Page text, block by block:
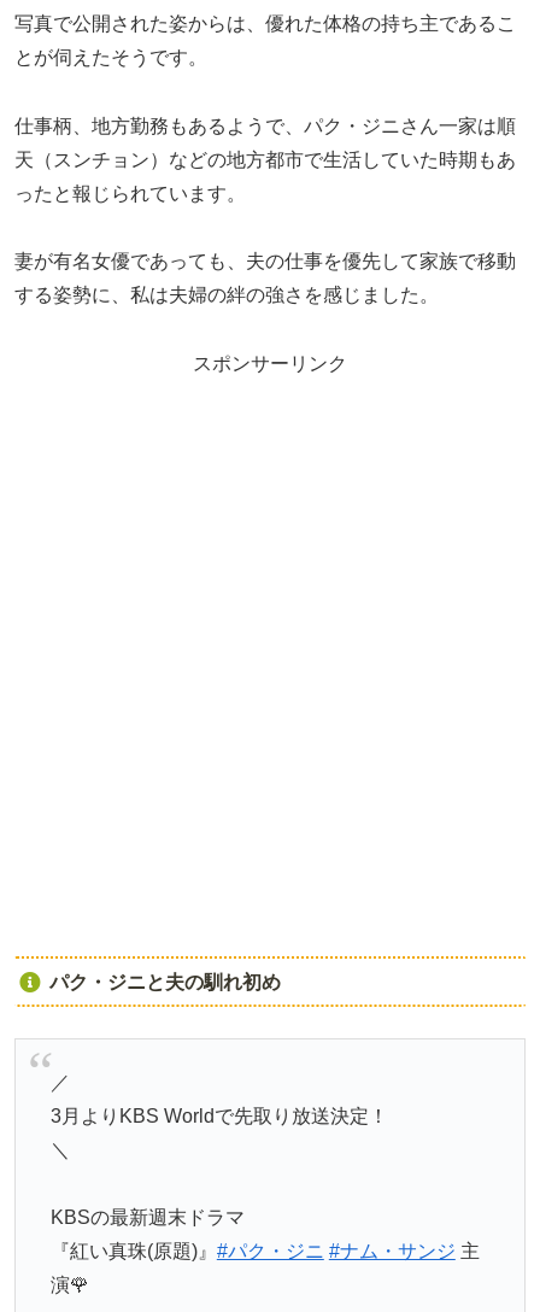
写真で公開された姿からは、優れた体格の持ち主であるこ
とが伺えたそうです。
仕事柄、地方勤務もあるようで、パク・ジニさん一家は順
天（スンチョン）などの地方都市で生活していた時期もあ
ったと報じられています。
妻が有名女優であっても、夫の仕事を優先して家族で移動
する姿勢に、私は夫婦の絆の強さを感じました。
スポンサーリンク
パク・ジニと夫の馴れ初め
／
3月よりKBS Worldで先取り放送決定！
＼
KBSの最新週末ドラマ
『紅い真珠(原題)』 #パク・ジニ #ナム・サンジ 主
演🌹